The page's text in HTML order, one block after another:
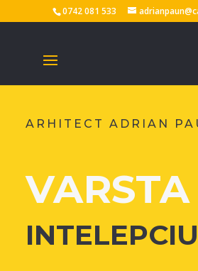
0742 081 533
ARHITECT ADRIAN
VARSTA